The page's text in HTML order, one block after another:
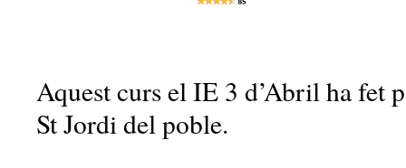
Aquest curs el IE 3 d’Abril ha fet
St Jordi del poble.